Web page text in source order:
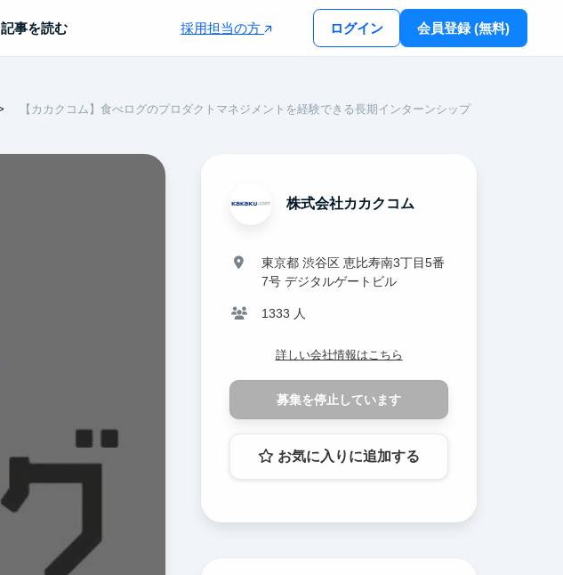
記事を読む 採用担当の方 ログイン 会員登録 (無料)
【カカクコム】食べログのプロダクトマネジメントを経験できる長期インターンシップ
株式会社カカクコム
東京都 渋谷区 恵比寿南3丁目5番
7号 デジタルゲートビル
1333 人
詳しい会社情報はこちら
募集を停止しています
お気に入りに追加する